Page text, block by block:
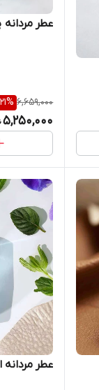
عطر
6,659,000
21%
5,250,000
عطر